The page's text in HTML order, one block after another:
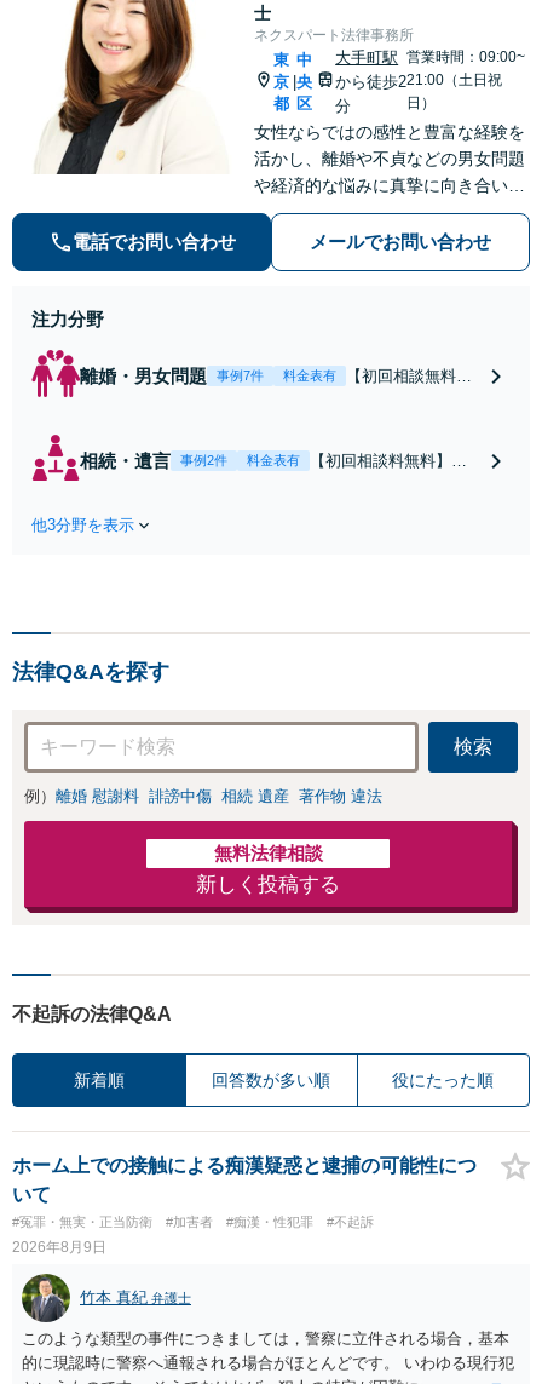
士
ネクスパート法律事務所
東
京
都
|
中
央
区
大手町駅
から徒歩2
分
営業時間：09:00~
21:00（土日祝
日）
女性ならではの感性と豊富な経験を
活かし、離婚や不貞などの男女問題
や経済的な悩みに真摯に向き合い、
個別のニーズに合わせたサービスを
提供しています。信頼関係を築きな
がら丁寧にサポートしていきます。
電話でお問い合わせ メールでお問い合わせ
注力分野
離婚・男女問題 事例7件 料金表有
【初回相談無料】
将来の生活を見据
相続・遺言 事例2件 料金表有
【初回相談料無料】住
富な拠点と組織力を活
実績2000件以上】
他3分野を表示
法律Q&Aを探す
検索
例） 離婚 慰謝料 誹謗中傷 相続 遺産 著作物 違法
無料法律相談
新しく投稿する
不起訴の法律Q&A
新着順 回答数が多い順 役にたった順
ホーム上での接触による痴漢疑惑と逮捕の可能性につ
いて
#冤罪・無実・正当防衛 #加害者 #痴漢・性犯罪 #不起訴
2026年8月9日
竹本 真紀 弁護士
このような類型の事件につきましては，警察に立件される場合，基本
的に現認時に警察へ通報される場合がほとんどです。 いわゆる現行犯